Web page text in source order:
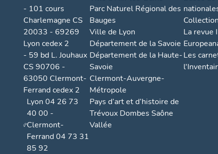
- 101 cours
Charlemagne CS
20033 - 69269
Lyon cedex 2
- 59 bd L. Jouhaux
CS 90706 -
63050 Clermont-
Ferrand cedex 2
Lyon 04 26 73
40 00 -
Clermont-
Ferrand 04 73 31
85 92
Parc Naturel Régional des
Bauges
Ville de Lyon
Département de la Savoie
Département de la Haute-
Savoie
Clermont-Auvergne-
Métropole
Pays d’art et d’histoire de
Trévoux Dombes Saône
Vallée
La revue
Les